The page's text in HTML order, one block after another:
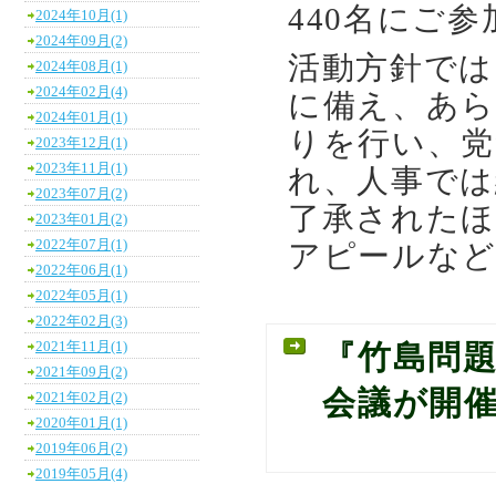
440名にご参
活動方針で
に備え、あ
りを行い、
れ、人事で
了承された
アピールな
『竹島問
会議が開
2024年10月(1)
2024年09月(2)
2024年08月(1)
2024年02月(4)
2024年01月(1)
2023年12月(1)
2023年11月(1)
2023年07月(2)
2023年01月(2)
2022年07月(1)
2022年06月(1)
2022年05月(1)
2022年02月(3)
2021年11月(1)
2021年09月(2)
2021年02月(2)
2020年01月(1)
2019年06月(2)
2019年05月(4)